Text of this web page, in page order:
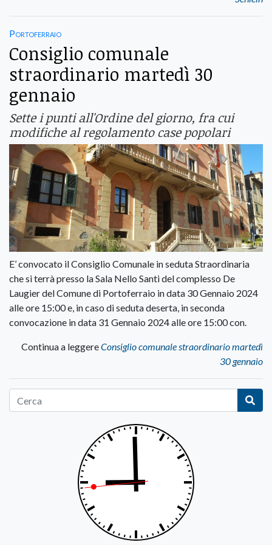
Portoferraio
Consiglio comunale
straordinario martedì 30
gennaio
Sette i punti all'Ordine del giorno, fra cui
modifiche al regolamento case popolari
E’ convocato il Consiglio Comunale in seduta Straordinaria
che si terrà presso la Sala Nello Santi del complesso De
Laugier del Comune di Portoferraio in data 30 Gennaio 2024
alle ore 15:00 e, in caso di seduta deserta, in seconda
convocazione in data 31 Gennaio 2024 alle ore 15:00 con.
Continua a leggereConsiglio comunale straordinario martedì
30 gennaio